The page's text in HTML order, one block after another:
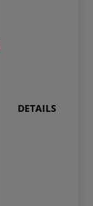
DETAILS